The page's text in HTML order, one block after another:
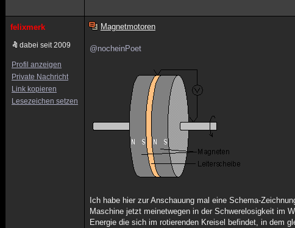
felixmerk
dabei seit 2009
Profil anzeigen
Private Nachricht
Link kopieren
Lesezeichen setzen
Magnetmotoren
@nocheinPoet
Ich habe hier zur Anschauung mal eine Schema-
Maschine jetzt meinetwegen in der Schwerelosigkeit im
Energie die sich im rotierenden Kreisel befindet, in dem